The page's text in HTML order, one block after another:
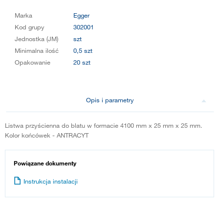
Marka
Egger
Kod grupy
302001
Jednostka (JM)
szt
Minimalna ilość
0,5 szt
Opakowanie
20 szt
Opis i parametry
Listwa przyścienna do blatu w formacie 4100 mm x 25 mm x 25 mm.
Kolor końcówek - ANTRACYT
Powiązane dokumenty
Instrukcja instalacji